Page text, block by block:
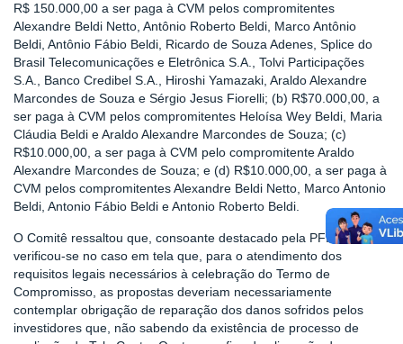
R$ 150.000,00 a ser paga à CVM pelos compromitentes
Alexandre Beldi Netto, Antônio Roberto Beldi, Marco Antônio
Beldi, Antônio Fábio Beldi, Ricardo de Souza Adenes, Splice do
Brasil Telecomunicações e Eletrônica S.A., Tolvi Participações
S.A., Banco Credibel S.A., Hiroshi Yamazaki, Araldo Alexandre
Marcondes de Souza e Sérgio Jesus Fiorelli; (b) R$70.000,00, a
ser paga à CVM pelos compromitentes Heloísa Wey Beldi, Maria
Cláudia Beldi e Araldo Alexandre Marcondes de Souza; (c)
R$10.000,00, a ser paga à CVM pelo compromitente Araldo
Alexandre Marcondes de Souza; e (d) R$10.000,00, a ser paga à
CVM pelos compromitentes Alexandre Beldi Netto, Marco Antonio
Beldi, Antonio Fábio Beldi e Antonio Roberto Beldi.
O Comitê ressaltou que, consoante destacado pela PFE,
verificou-se no caso em tela que, para o atendimento dos
requisitos legais necessários à celebração do Termo de
Compromisso, as propostas deveriam necessariamente
contemplar obrigação de reparação dos danos sofridos pelos
investidores que, não sabendo da existência de processo de